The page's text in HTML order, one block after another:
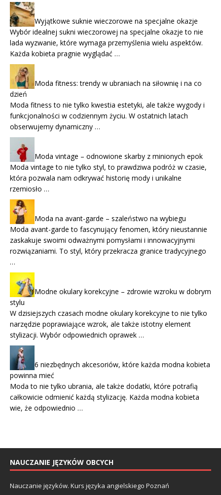
Wyjątkowe suknie wieczorowe na specjalne okazje
Wybór idealnej sukni wieczorowej na specjalne okazje to nie
lada wyzwanie, które wymaga przemyślenia wielu aspektów.
Każda kobieta pragnie wyglądać …
Moda fitness: trendy w ubraniach na siłownię i na co
dzień
Moda fitness to nie tylko kwestia estetyki, ale także wygody i
funkcjonalności w codziennym życiu. W ostatnich latach
obserwujemy dynamiczny …
Moda vintage – odnowione skarby z minionych epok
Moda vintage to nie tylko styl, to prawdziwa podróż w czasie,
która pozwala nam odkrywać historię mody i unikalne
rzemiosło …
Moda na avant-garde – szaleństwo na wybiegu
Moda avant-garde to fascynujący fenomen, który nieustannie
zaskakuje swoimi odważnymi pomysłami i innowacyjnymi
rozwiązaniami. To styl, który przekracza granice tradycyjnego
…
Modne okulary korekcyjne – zdrowie wzroku w dobrym
stylu
W dzisiejszych czasach modne okulary korekcyjne to nie tylko
narzędzie poprawiające wzrok, ale także istotny element
stylizacji. Wybór odpowiednich oprawek …
6 niezbędnych akcesoriów, które każda modna kobieta
powinna mieć
Moda to nie tylko ubrania, ale także dodatki, które potrafią
całkowicie odmienić każdą stylizację. Każda modna kobieta
wie, że odpowiednio …
NAUCZANIE JĘZYKÓW OBCYCH
Nauczanie języków. Kurs języka angielskiego Poznań